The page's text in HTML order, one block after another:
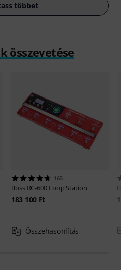
többet
összevetése
165
Boss RC-600 Loop Station
183 100 Ft
Összehasonlítás